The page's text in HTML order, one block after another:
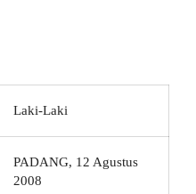
Laki-Laki
PADANG, 12 Agustus
2008